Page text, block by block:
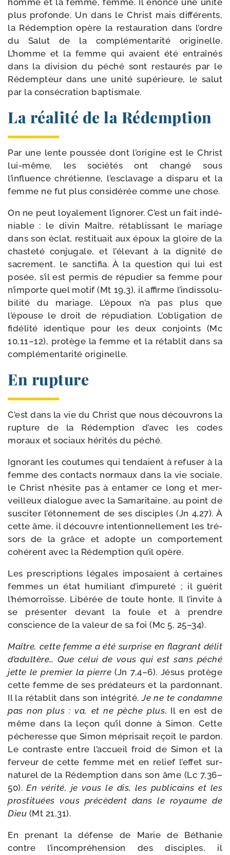
homme et la femme, femme. Il énonce une uni­té
plus pro­fonde. Un dans le Christ mais dif­fé­rents,
la Rédemption opère la res­tau­ra­tion dans l’ordre
du Salut de la com­plé­men­ta­ri­té ori­gi­nelle.
L’homme et la femme qui avaient été entraî­nés
dans la divi­sion du péché sont res­tau­rés par le
Rédempteur dans une uni­té supé­rieure, le salut
par la consé­cra­tion baptismale.
La réalité de la Rédemption
Par une lente pous­sée dont l’origine est le Christ
lui-​même, les socié­tés ont chan­gé sous
l’influence chré­tienne, l’esclavage a dis­pa­ru et la
femme ne fut plus consi­dé­rée comme une chose.
On ne peut loya­le­ment l’ignorer. C’est un fait indé­
niable : le divin Maître, réta­blis­sant le mariage
dans son éclat, res­ti­tuait aux époux la gloire de la
chas­te­té conju­gale, et l’élevant à la digni­té de
sacre­ment, le sanc­ti­fia. À la ques­tion qui lui est
posée, s’il est per­mis de répu­dier sa femme pour
n’im­porte quel motif (Mt 19,3), il affirme l’in­dis­so­lu­
bi­li­té du mariage. L’époux n’a pas plus que
l’épouse le droit de répu­dia­tion. L’obligation de
fidé­li­té iden­tique pour les deux conjoints (Mc
10,11–12), pro­tège la femme et la réta­blit dans sa
com­plé­men­ta­ri­té originelle.
En rupture
C’est dans la vie du Christ que nous décou­vrons la
rup­ture de la Rédemption d’avec les codes
moraux et sociaux héri­tés du péché.
Ignorant les cou­tumes qui ten­daient à refu­ser à la
femme des contacts nor­maux dans la vie sociale,
le Christ n’hé­site pas à enta­mer ce long et mer­
veilleux dia­logue avec la Samaritaine, au point de
sus­ci­ter l’é­ton­ne­ment de ses dis­ciples (Jn 4,27). À
cette âme, il découvre inten­tion­nel­le­ment les tré­
sors de la grâce et adopte un com­por­te­ment
cohé­rent avec la Rédemption qu’il opère.
Les pres­crip­tions légales impo­saient à cer­taines
femmes un état humi­liant d’impureté ; il gué­rit
l’hémorroïsse. Libérée de toute honte, Il l’in­vite à
se pré­sen­ter devant la foule et à prendre
conscience de la valeur de sa foi (Mc 5, 25–34).
Maître, cette femme a été sur­prise en fla­grant délit
d’adultère… Que celui de vous qui est sans péché
jette le pre­mier la pierre (Jn 7,4–6). Jésus pro­tège
cette femme de ses pré­da­teurs et la par­don­nant,
Il la réta­blit dans son inté­gri­té.Je ne te condamne
pas non plus : va, et ne pèche plus. Il en est de
même dans la leçon qu’il donne à Simon. Cette
péche­resse que Simon mépri­sait reçoit le par­don.
Le contraste entre l’ac­cueil froid de Simon et la
fer­veur de cette femme met en relief l’effet sur­
na­tu­rel de la Rédemption dans son âme (Lc 7,36–
50).En véri­té, je vous le dis, les publi­cains et les
pros­ti­tuées vous pré­cèdent dans le royaume de
Dieu (Mt 21,31).
En pre­nant la défense de Marie de Béthanie
contre l’in­com­pré­hen­sion des dis­ciples, il